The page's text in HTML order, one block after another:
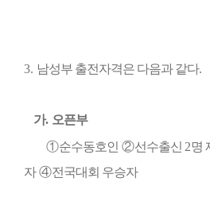
3. 남성부 출전자격은 다음과 같다.
가. 오픈부
①순수동호인 ②선수출신 2명
자 ④전국대회 우승자